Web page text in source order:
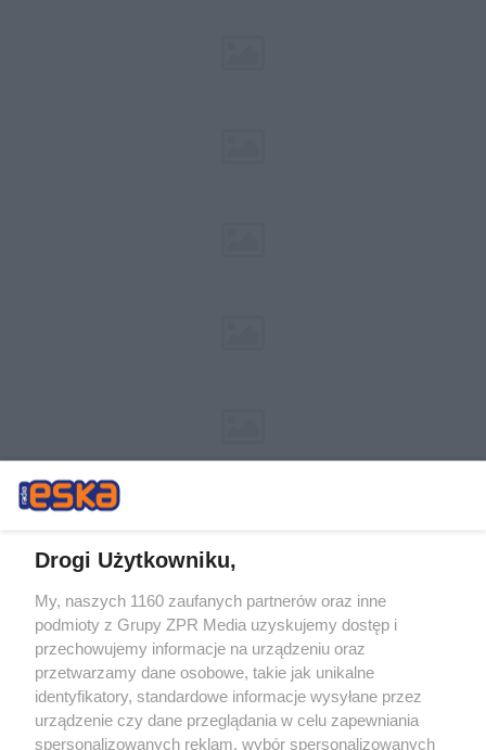
Żaden utwór zamieszczony w serwisie nie może być powielany i
rozpowszechniany lub dalej rozpowszechniany w jakikolwiek sposób (w
tym także elektroniczny lub mechaniczny) na jakimkolwiek polu
eksploatacji w jakiejkolwiek formie, włącznie z umieszczaniem w
Internecie bez pisemnej zgody właściciela praw. Jakiekolwiek użycie lub
wykorzystanie utworów w całości lub w części z naruszeniem prawa,
tzn. bez właściwej zgody, jest zabronione pod groźbą kary i może być
ścigane prawnie.
Drogi Użytkowniku,
My, naszych 1160 zaufanych partnerów oraz inne
podmioty z Grupy ZPR Media uzyskujemy dostęp i
przechowujemy informacje na urządzeniu oraz
przetwarzamy dane osobowe, takie jak unikalne
identyfikatory, standardowe informacje wysyłane przez
urządzenie czy dane przeglądania w celu zapewniania
spersonalizowanych reklam, wybór spersonalizowanych